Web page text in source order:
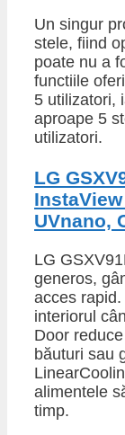
Un singur
stele, fiind
poate nu a
functiile
5 utilizatori,
aproape 5
utilizatori.
LG
UVnano,
LG
generos,
acces
interiorul
Door
băuturi sau
alimentele
timp.